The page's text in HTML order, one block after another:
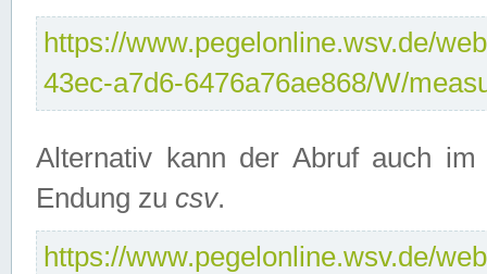
https://www.pegelonline.wsv.de/
43ec-a7d6-6476a76ae868/W/
Alternativ kann der Abruf auch
Endung zu csv.
https://www.pegelonline.wsv.de/